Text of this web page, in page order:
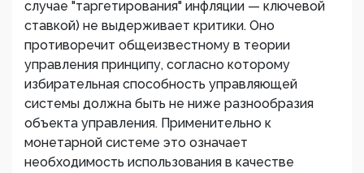
случае "таргетирования" инфляции — ключевой
ставкой) не выдерживает критики. Оно
противоречит общеизвестному в теории
управления принципу, согласно которому
избирательная способность управляющей
системы должна быть не ниже разнообразия
объекта управления. Применительно к
монетарной системе это означает
необходимость использования в качестве